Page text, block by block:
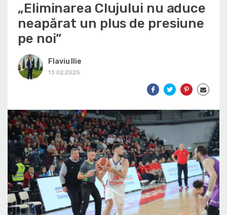
„Eliminarea Clujului nu aduce
neapărat un plus de presiune
pe noi”
Flaviu Ilie
13.02.2025